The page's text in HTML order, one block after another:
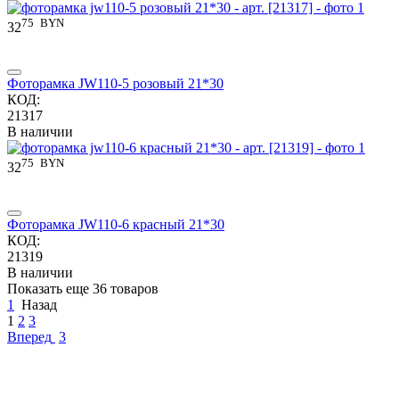
3275 BYN
Фоторамка JW110-5 розовый 21*30
КОД:
21317
В наличии
3275 BYN
Фоторамка JW110-6 красный 21*30
КОД:
21319
В наличии
Показать еще 36 товаров
1
Назад
1 2 3
Вперед 3